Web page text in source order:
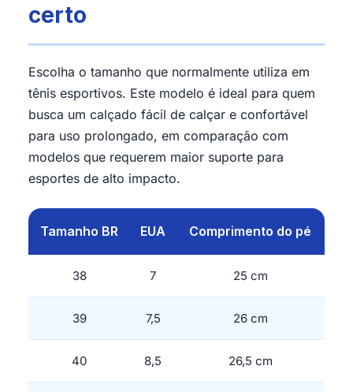
certo
Escolha o tamanho que normalmente utiliza em
tênis esportivos. Este modelo é ideal para quem
busca um calçado fácil de calçar e confortável
para uso prolongado, em comparação com
modelos que requerem maior suporte para
esportes de alto impacto.
Tamanho BR EUA Comprimento do pé
38 7 25 cm
39 7,5 26 cm
40 8,5 26,5 cm